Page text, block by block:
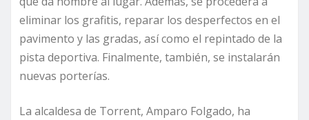
eliminar los grafitis, reparar los desperfectos en el
pavimento y las gradas, así como el repintado de la
pista deportiva. Finalmente, también, se instalarán
nuevas porterías.
La alcaldesa de Torrent, Amparo Folgado, ha